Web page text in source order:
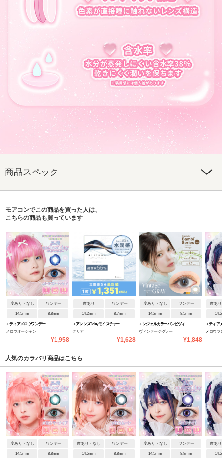
商品スペック
モアコンでこの商品を買った人は、
こちらの商品も買っています
度あり・なし ワンデー
14.5mm 8.8mm
エティアメロウワンデー
メロウオーシャン
¥1,958
度あり ワンデー
14.2mm 8.7mm
エアレンズ 1day モイスチャー
クリア
¥1,628
度あり・なし ワンデー
14.2mm 8.5mm
エンジェルカラーバンビヴィ
ンテージワンデー
ヴィンテージグレー
¥1,848
度あ
エティア
メロウフ
人気のカラバリ商品はこちら
度あり・なし ワンデー
14.5mm 8.8mm
度あり・なし ワンデー
14.5mm 8.8mm
度あり・なし ワンデー
14.5mm 8.8mm
度あ